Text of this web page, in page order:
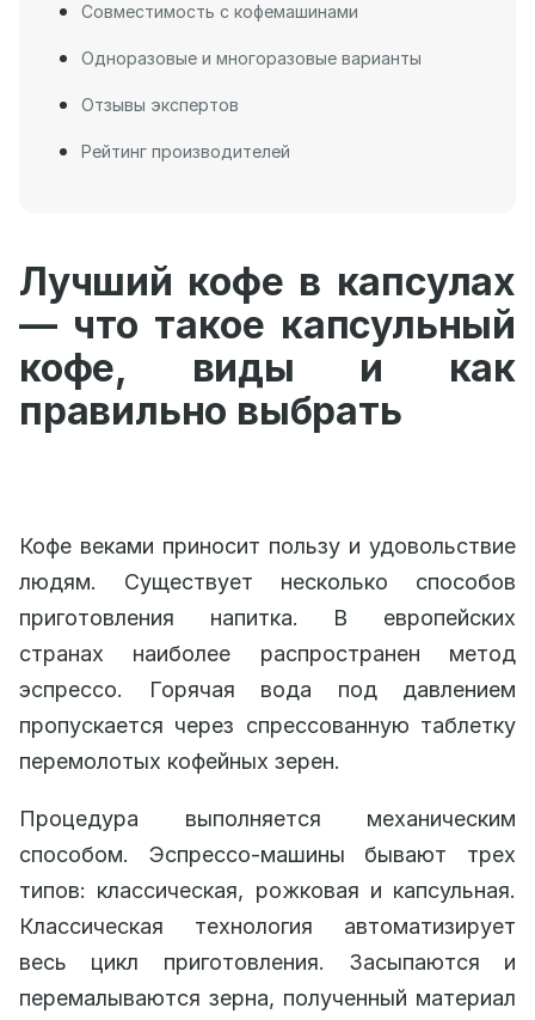
Совместимость с кофемашинами
Одноразовые и многоразовые варианты
Отзывы экспертов
Рейтинг производителей
Лучший кофе в капсулах
— что такое капсульный
кофе, виды и как
правильно выбрать
Кофе веками приносит пользу и удовольствие
людям. Существует несколько способов
приготовления напитка. В европейских
странах наиболее распространен метод
эспрессо. Горячая вода под давлением
пропускается через спрессованную таблетку
перемолотых кофейных зерен.
Процедура выполняется механическим
способом. Эспрессо-машины бывают трех
типов: классическая, рожковая и капсульная.
Классическая технология автоматизирует
весь цикл приготовления. Засыпаются и
перемалываются зерна, полученный материал